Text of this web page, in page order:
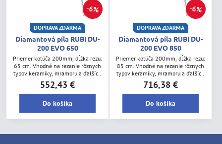
6%
DOPRAVA ZDARMA
Diamantová píla RUBI DU-
200 EVO 650
Priemer kotúča 200mm, dĺžka rezu:
65 cm. Vhodné na rezanie rôznych
typov keramiky, mramoru a ďalších
materiálov v závislosti na type
použitého diamantového kotúča.
552,43 €
Do košíka
6%
DOPRAVA ZDARMA
Diamantová píla RUBI DU-
200 EVO 850
Priemer kotúča 200mm, dĺžka rezu:
85 cm. Vhodné na rezanie rôznych
typov keramiky, mramoru a ďalších
materiálov v závislosti na type
použitého diamantového kotúča.
716,38 €
Do košíka